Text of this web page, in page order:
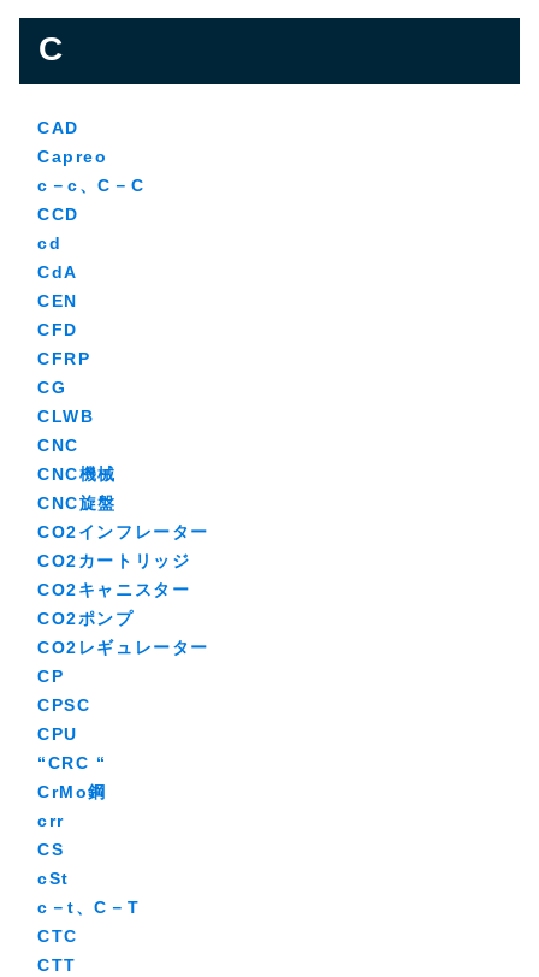
C
CAD
Capreo
c－c、C－C
CCD
cd
CdA
CEN
CFD
CFRP
CG
CLWB
CNC
CNC機械
CNC旋盤
CO2インフレーター
CO2カートリッジ
CO2キャニスター
CO2ポンプ
CO2レギュレーター
CP
CPSC
CPU
“CRC “
CrMo鋼
crr
CS
cSt
c－t、C－T
CTC
CTT